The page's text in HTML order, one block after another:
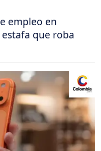
empleo en
que roba